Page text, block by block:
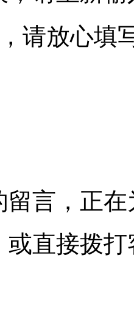
请放心填
留言，正
或直接拨